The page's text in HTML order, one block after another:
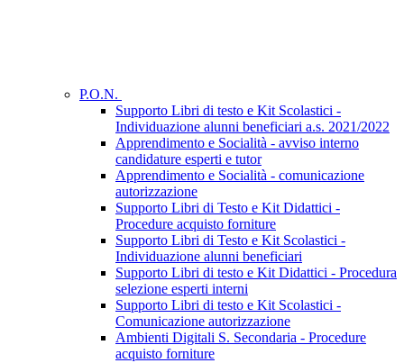
P.O.N.
Supporto Libri di testo e Kit Scolastici -
Individuazione alunni beneficiari a.s. 2021/2022
Apprendimento e Socialità - avviso interno
candidature esperti e tutor
Apprendimento e Socialità - comunicazione
autorizzazione
Supporto Libri di Testo e Kit Didattici -
Procedure acquisto forniture
Supporto Libri di Testo e Kit Scolastici -
Individuazione alunni beneficiari
Supporto Libri di testo e Kit Didattici - Procedura
selezione esperti interni
Supporto Libri di testo e Kit Scolastici -
Comunicazione autorizzazione
Ambienti Digitali S. Secondaria - Procedure
acquisto forniture